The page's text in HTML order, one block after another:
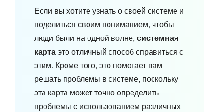
Если вы хотите узнать о своей системе и
поделиться своим пониманием, чтобы
люди были на одной волне, системная
картаэто отличный способ справиться с
этим. Кроме того, это помогает вам
решать проблемы в системе, поскольку
эта карта может точно определить
проблемы с использованием различных